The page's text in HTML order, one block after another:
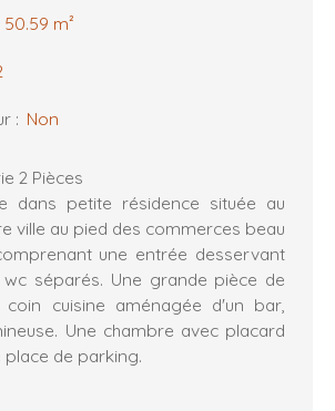
50.59 m²
: Non
2 Pièces
dans petite résidence située au
ville au pied des commerces beau
une entrée desservant
wc séparés. Une grande pièce de
cuisine aménagée d'un bar,
Une chambre avec placard
place de parking.